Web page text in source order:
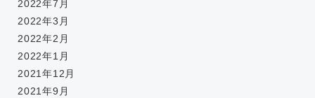
2022年7月
2022年3月
2022年2月
2022年1月
2021年12月
2021年9月